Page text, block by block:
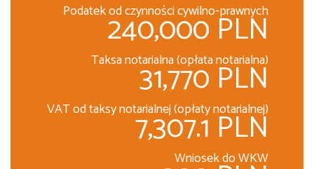
Podatek od czynności cywilno-prawnych
240,000 PLN
Taksa notarialna (opłata notarialna)
31,770 PLN
VAT od taksy notarialnej (opłaty notarialnej)
7,307.1 PLN
Wniosek do WKW